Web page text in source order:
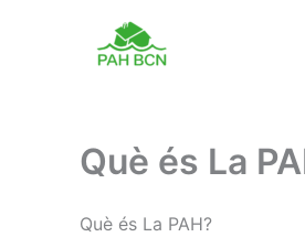
Què és La
Què és La PAH?